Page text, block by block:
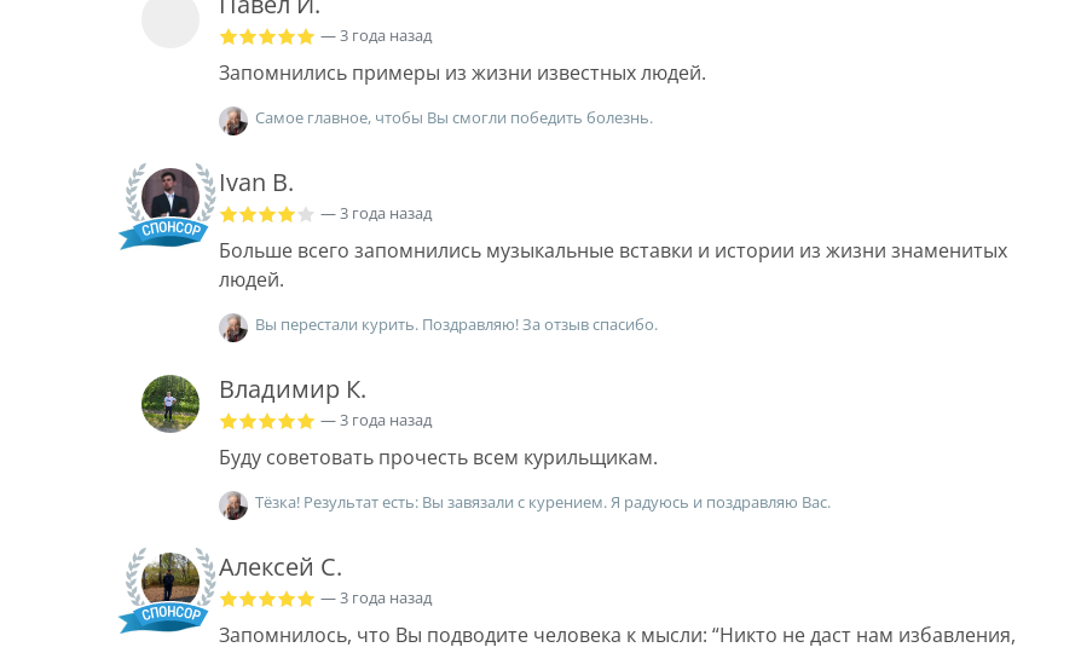
— 3 года назад
Запомнились примеры из жизни известных людей.
Самое главное, чтобы Вы смогли победить болезнь.
Ivan B.
— 3 года назад
Больше всего запомнились музыкальные вставки и истории из жизни знаменитых
людей.
Вы перестали курить. Поздравляю! За отзыв спасибо.
Владимир К.
— 3 года назад
Буду советовать прочесть всем курильщикам.
Тёзка! Результат есть: Вы завязали с курением. Я радуюсь и поздравляю Вас.
Алексей С.
— 3 года назад
Запомнилось, что Вы подводите человека к мысли: “Никто не даст нам избавления,